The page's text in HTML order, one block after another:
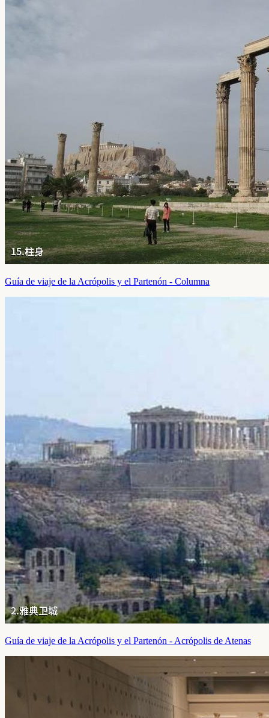
Guía de viaje de la Acrópolis y el Partenón - Columna
Guía de viaje de la Acrópolis y el Partenón - Acrópolis de Atenas